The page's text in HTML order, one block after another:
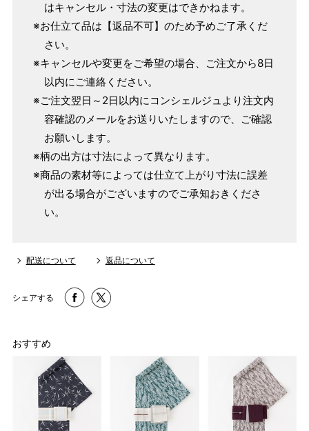
サイズ 身長目安 ヒップ目安 身丈
S
～155cm
～90cm
SW ～95cm
155cm
4尺1寸
～160cm
MW ～100cm
163cm
4尺3寸
～165cm
1 寸法は鯨尺（くじらじゃく）寸法です。もともと鯨のひげ
で作られた道具で測っていたので鯨尺と言います。
単位：１尺＝約38cm １寸＝約3.8cm １分＝約0.38cm
2 鯨尺寸法となりますので上表の cm はおおよその長さとな
はキャンセル・寸法の変更はできかねます。
※お仕立て品は【返品不可】のため予めご了承くだ
さい。
※キャンセルや変更をご希望の場合、ご注文から8日
以内にご連絡ください。
※ご注文翌日～2日以内にコンシェルジュより注文内
容確認のメールをお送りいたしますので、ご確認
お願いします。
※柄の出方は寸法によって異なります。
※商品の素材等によっては仕立て上がり寸法に誤差
が出る場合がございますのでご承知おきくださ
い。
配送について 返品について
シェアする
おすすめ